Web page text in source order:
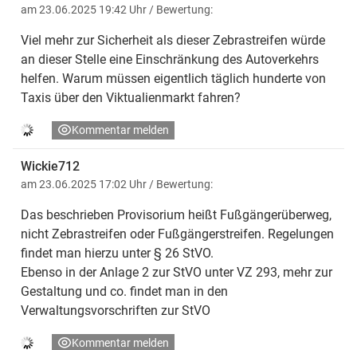
am 23.06.2025 19:42 Uhr / Bewertung:
Viel mehr zur Sicherheit als dieser Zebrastreifen würde
an dieser Stelle eine Einschränkung des Autoverkehrs
helfen. Warum müssen eigentlich täglich hunderte von
Taxis über den Viktualienmarkt fahren?
Kommentar melden
Wickie712
am 23.06.2025 17:02 Uhr / Bewertung:
Das beschrieben Provisorium heißt Fußgängerüberweg,
nicht Zebrastreifen oder Fußgängerstreifen. Regelungen
findet man hierzu unter § 26 StVO.
Ebenso in der Anlage 2 zur StVO unter VZ 293, mehr zur
Gestaltung und co. findet man in den
Verwaltungsvorschriften zur StVO
Kommentar melden